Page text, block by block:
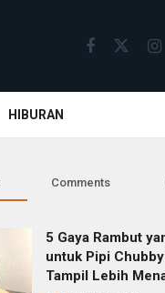
HIBURAN
Comments
5 Gaya Rambut
untuk Pipi
Tampil Lebih